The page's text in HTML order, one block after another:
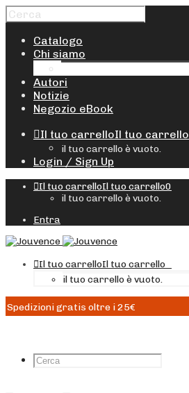
Catalogo
Chi siamo
Autori
Notizie
Negozio eBook
Il tuo carrelloIl tuo carrello
il tuo carrello è vuoto.
Login / Sign Up
Il tuo carrelloIl tuo carrello0
il tuo carrello è vuoto.
Entra
Il tuo carrelloIl tuo carrello
il tuo carrello è vuoto.
Spedizioni gratis oltre i 25€